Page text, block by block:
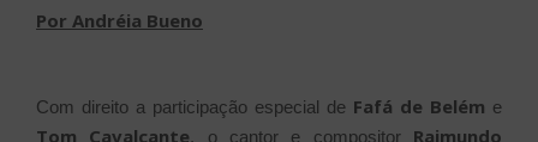
Por Andréia Bueno
Com direito a participação especial de Fafá de Belém e
Tom Cavalcante, o cantor e compositor Raimundo